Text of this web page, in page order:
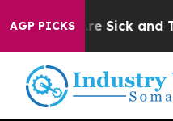
AGP PICKSAre Sick and